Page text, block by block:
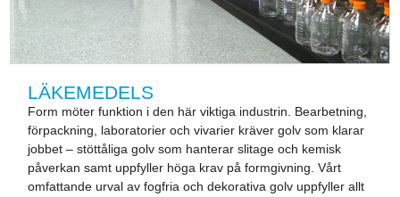
LÄKEMEDELS
Form möter funktion i den här viktiga industrin. Bearbetning,
förpackning, laboratorier och vivarier kräver golv som klarar
jobbet – stöttåliga golv som hanterar slitage och kemisk
påverkan samt uppfyller höga krav på formgivning. Vårt
omfattande urval av fogfria och dekorativa golv uppfyller allt